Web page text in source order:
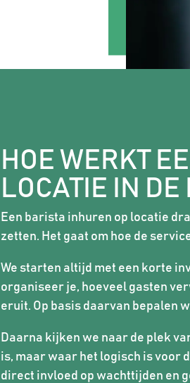
HOE WERKT
LOCATIE IN
Een barista inhuren op locatie
zetten. Het gaat om hoe de
We starten altijd met een korte
organiseer je, hoeveel gasten
eruit. Op basis daarvan bepalen
Daarna kijken we naar de plek
is, maar waar het logisch is voor
direct invloed op wachttijden en